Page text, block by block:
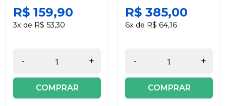
R$ 159,90
3x de R$ 53,30
- +
COMPRAR
R$ 385,00
6x de R$ 64,16
- +
COMPRAR